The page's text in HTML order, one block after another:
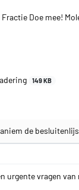
Doe mee!
149 KB
de
urgente vragen van